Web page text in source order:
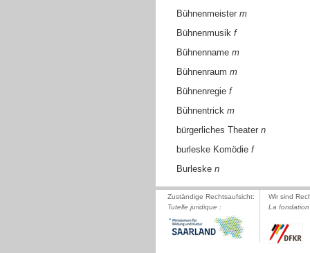
Bühnenmeister m
Bühnenmusik f
Bühnenname m
Bühnenraum m
Bühnenregie f
Bühnentrick m
bürgerliches Theater n
burleske Komödie f
Burleske n
Zuständige Rechtsaufsicht:
Tutelle juridique :
Wir sind
La